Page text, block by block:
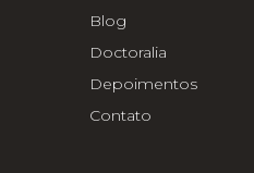
Blog
Doctoralia
Depoimentos
Contato